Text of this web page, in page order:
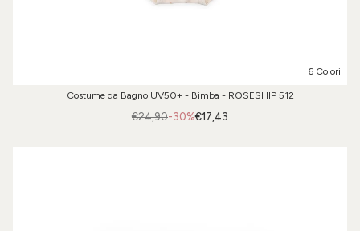
6 Colori
Costume da Bagno UV50+ - Bimba - ROSESHIP 512
-30%
€24,90 €17,43